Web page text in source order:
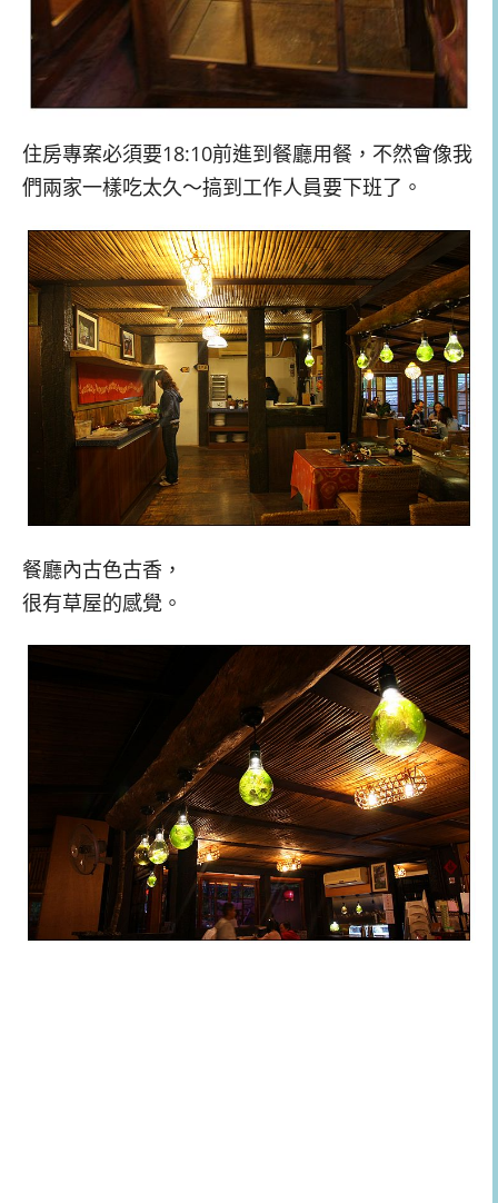
住房專案必須要18:10前進到餐廳用餐，不然會像我
們兩家一樣吃太久～搞到工作人員要下班了。
餐廳內古色古香，
很有草屋的感覺。